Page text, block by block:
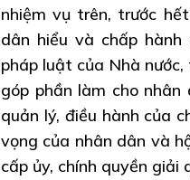
nhiệm vụ trên, trước
dân hiểu và chấp hành
pháp luật của Nhà
góp phần làm cho
quản lý, điều hành của
vọng của nhân dân và
cấp ủy, chính quyền giải